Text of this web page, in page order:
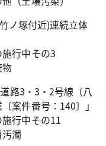
ノ塚付近)連続立体
行中その3
路3・3・2号線（八
案件番号：140〕」
行中その11
濁